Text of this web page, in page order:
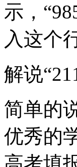
示，
入这个
解说
简单的
优秀的